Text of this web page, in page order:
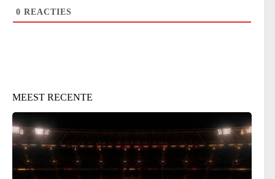
0 REACTIES
MEEST RECENTE